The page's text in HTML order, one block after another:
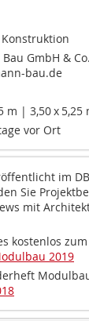
Bau GmbH &
bau.de
m | 3,50 x 5,25
vor Ort
im
Sie
mit
kostenlos
2019